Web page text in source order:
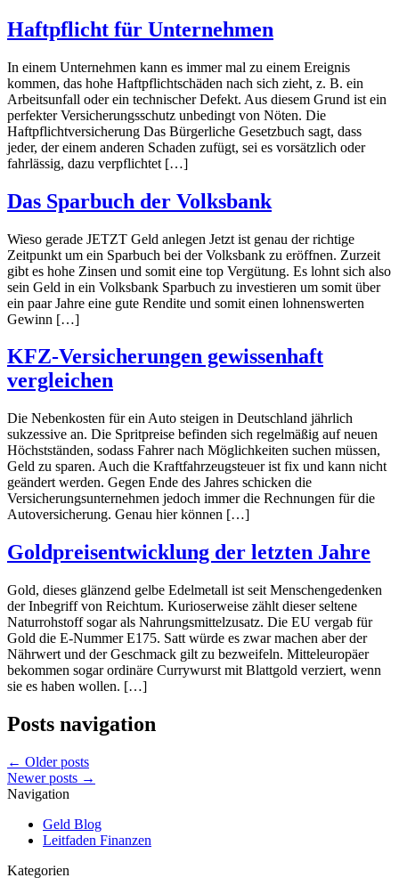
Haftpflicht für Unternehmen
In einem Unternehmen kann es immer mal zu einem Ereignis
kommen, das hohe Haftpflichtschäden nach sich zieht, z. B. ein
Arbeitsunfall oder ein technischer Defekt. Aus diesem Grund ist ein
perfekter Versicherungsschutz unbedingt von Nöten. Die
Haftpflichtversicherung Das Bürgerliche Gesetzbuch sagt, dass
jeder, der einem anderen Schaden zufügt, sei es vorsätzlich oder
fahrlässig, dazu verpflichtet […]
Das Sparbuch der Volksbank
Wieso gerade JETZT Geld anlegen Jetzt ist genau der richtige
Zeitpunkt um ein Sparbuch bei der Volksbank zu eröffnen. Zurzeit
gibt es hohe Zinsen und somit eine top Vergütung. Es lohnt sich also
sein Geld in ein Volksbank Sparbuch zu investieren um somit über
ein paar Jahre eine gute Rendite und somit einen lohnenswerten
Gewinn […]
KFZ-Versicherungen gewissenhaft
vergleichen
Die Nebenkosten für ein Auto steigen in Deutschland jährlich
sukzessive an. Die Spritpreise befinden sich regelmäßig auf neuen
Höchstständen, sodass Fahrer nach Möglichkeiten suchen müssen,
Geld zu sparen. Auch die Kraftfahrzeugsteuer ist fix und kann nicht
geändert werden. Gegen Ende des Jahres schicken die
Versicherungsunternehmen jedoch immer die Rechnungen für die
Autoversicherung. Genau hier können […]
Goldpreisentwicklung der letzten Jahre
Gold, dieses glänzend gelbe Edelmetall ist seit Menschengedenken
der Inbegriff von Reichtum. Kurioserweise zählt dieser seltene
Naturrohstoff sogar als Nahrungsmittelzusatz. Die EU vergab für
Gold die E-Nummer E175. Satt würde es zwar machen aber der
Nährwert und der Geschmack gilt zu bezweifeln. Mitteleuropäer
bekommen sogar ordinäre Currywurst mit Blattgold verziert, wenn
sie es haben wollen. […]
Posts navigation
← Older posts
Newer posts →
Navigation
Geld Blog
Leitfaden Finanzen
Kategorien